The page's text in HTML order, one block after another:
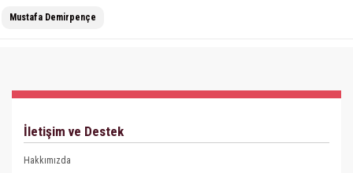
Mustafa Demirpençe
İletişim ve Destek
Hakkımızda